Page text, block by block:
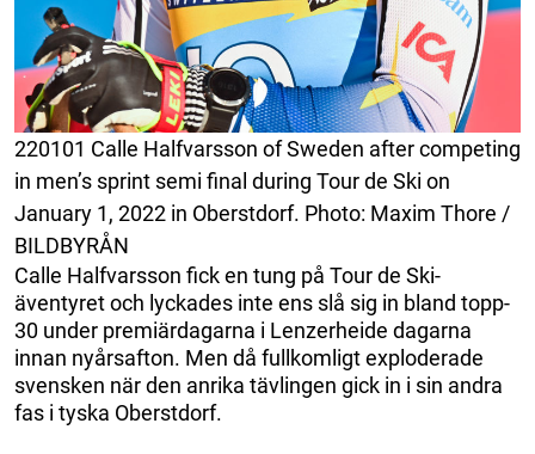
220101 Calle Halfvarsson of Sweden after competing
in men’s sprint semi final during Tour de Ski on
January 1, 2022 in Oberstdorf. Photo: Maxim Thore /
BILDBYRÅN
Calle Halfvarsson fick en tung på Tour de Ski-
äventyret och lyckades inte ens slå sig in bland topp-
30 under premiärdagarna i Lenzerheide dagarna
innan nyårsafton. Men då fullkomligt exploderade
svensken när den anrika tävlingen gick in i sin andra
fas i tyska Oberstdorf.